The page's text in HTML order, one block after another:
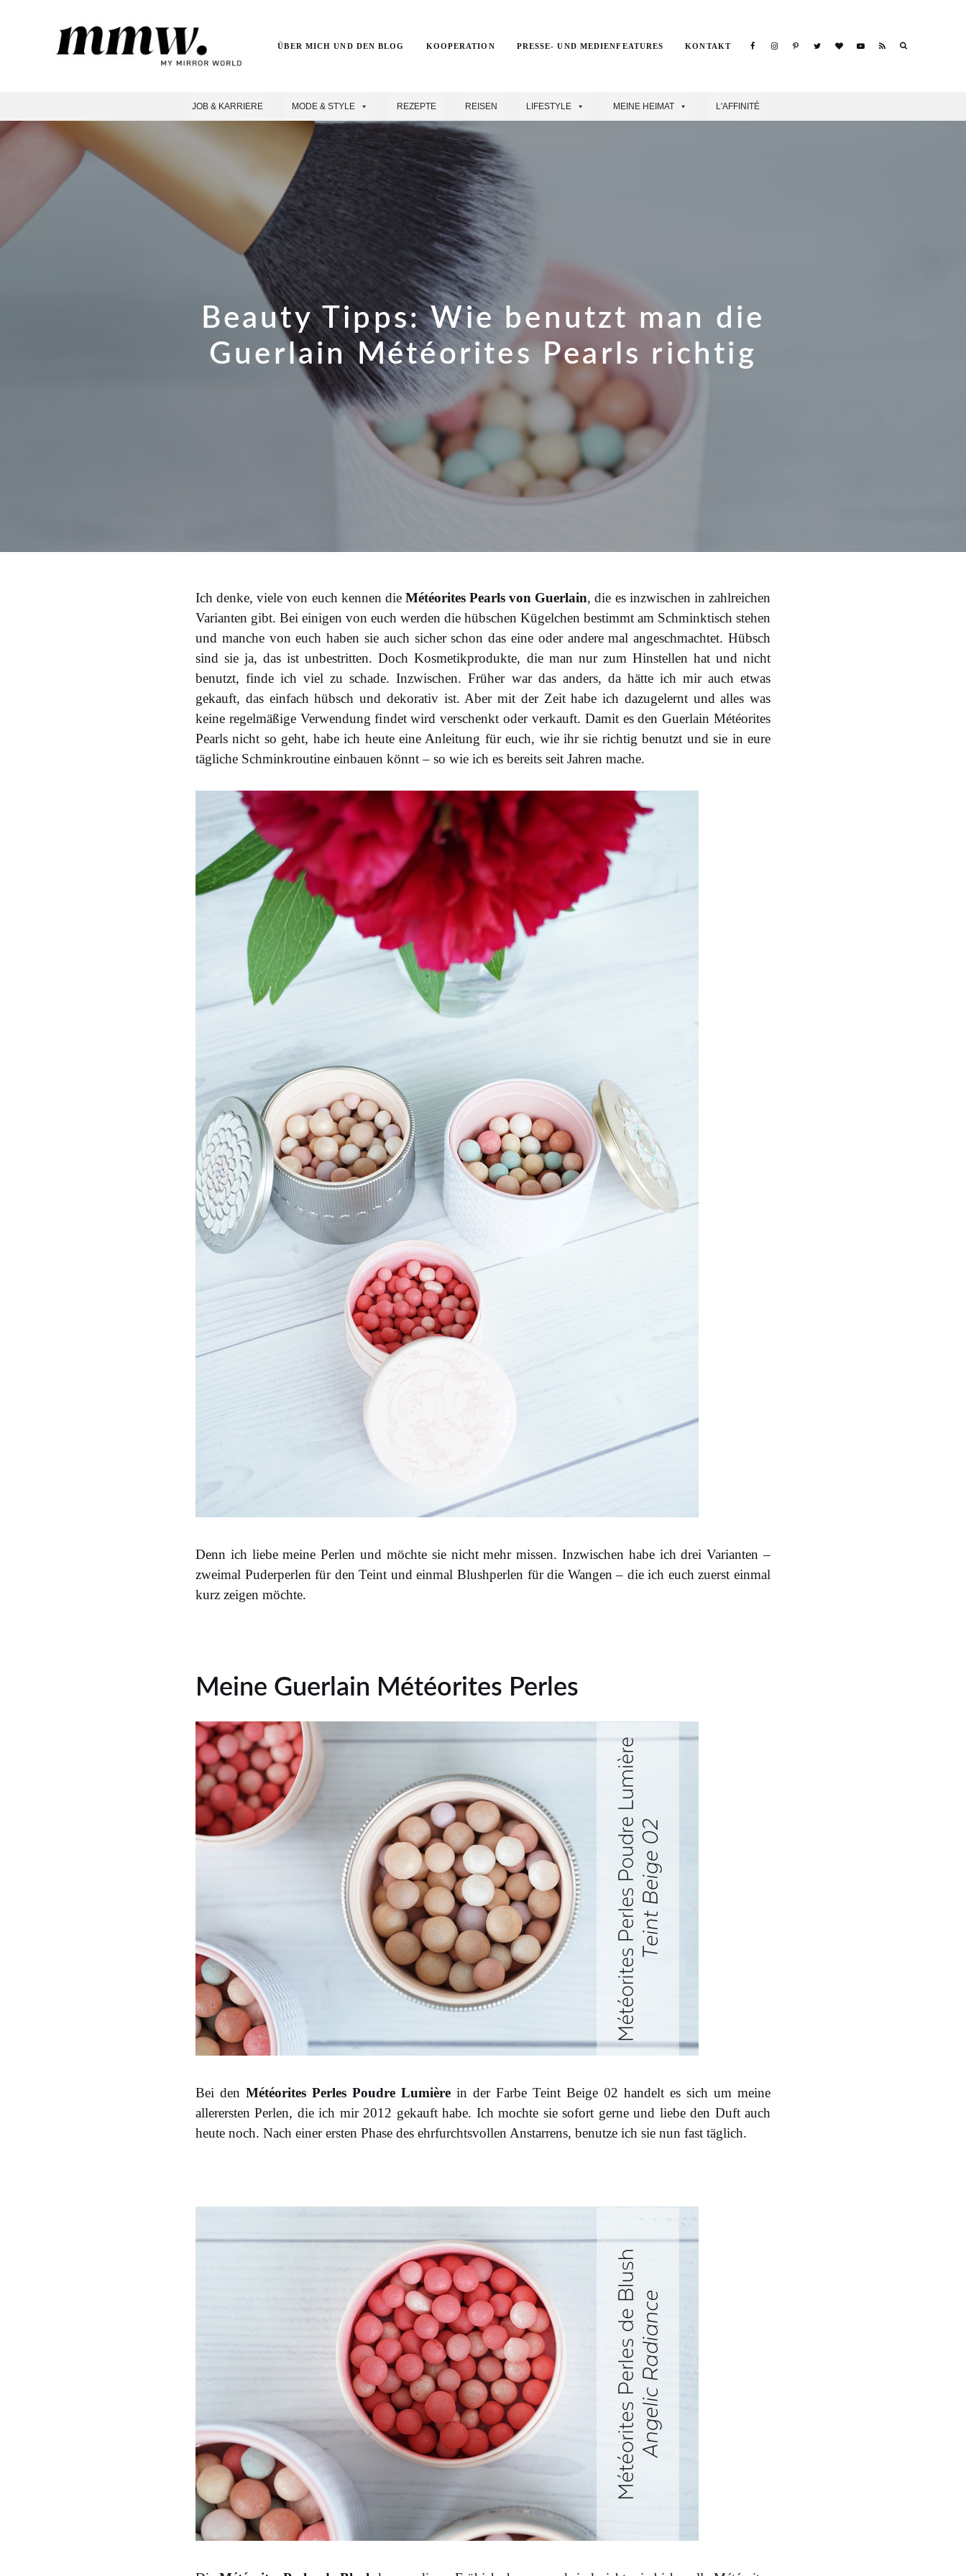
ÜBER MICH UND DEN BLOG KOOPERATION PRESSE- UND MEDIENFEATURES KONTAKT
JOB & KARRIERE MODE & STYLE REZEPTE REISEN LIFESTYLE MEINE HEIMAT L'AFFINITÉ
Beauty Tipps: Wie benutzt man die
Guerlain Météorites Pearls richtig
Ich denke, viele von euch kennen die Météorites Pearls von Guerlain, die es inzwischen in zahlreichen
Varianten gibt. Bei einigen von euch werden die hübschen Kügelchen bestimmt am Schminktisch stehen
und manche von euch haben sie auch sicher schon das eine oder andere mal angeschmachtet. Hübsch
sind sie ja, das ist unbestritten. Doch Kosmetikprodukte, die man nur zum Hinstellen hat und nicht
benutzt, finde ich viel zu schade. Inzwischen. Früher war das anders, da hätte ich mir auch etwas
gekauft, das einfach hübsch und dekorativ ist. Aber mit der Zeit habe ich dazugelernt und alles was
keine regelmäßige Verwendung findet wird verschenkt oder verkauft. Damit es den Guerlain Météorites
Pearls nicht so geht, habe ich heute eine Anleitung für euch, wie ihr sie richtig benutzt und sie in eure
tägliche Schminkroutine einbauen könnt – so wie ich es bereits seit Jahren mache.
Denn ich liebe meine Perlen und möchte sie nicht mehr missen. Inzwischen habe ich drei Varianten –
zweimal Puderperlen für den Teint und einmal Blushperlen für die Wangen – die ich euch zuerst einmal
kurz zeigen möchte.
Meine Guerlain Météorites Perles
Bei den Météorites Perles Poudre Lumière in der Farbe Teint Beige 02 handelt es sich um meine
allerersten Perlen, die ich mir 2012 gekauft habe. Ich mochte sie sofort gerne und liebe den Duft auch
heute noch. Nach einer ersten Phase des ehrfurchtsvollen Anstarrens, benutze ich sie nun fast täglich.